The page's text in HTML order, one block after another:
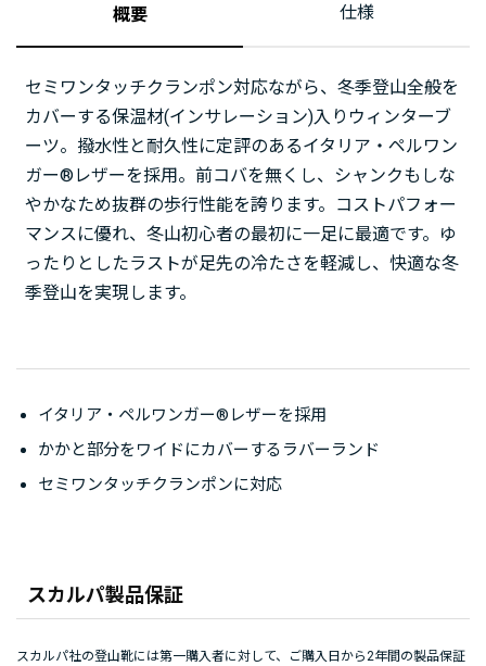
概要 仕様
セミワンタッチクランポン対応ながら、冬季登山全般を
カバーする保温材(インサレーション)入りウィンターブ
ーツ。撥水性と耐久性に定評のあるイタリア・ペルワン
ガー®レザーを採用。前コバを無くし、シャンクもしな
やかなため抜群の歩行性能を誇ります。コストパフォー
マンスに優れ、冬山初心者の最初に一足に最適です。ゆ
ったりとしたラストが足先の冷たさを軽減し、快適な冬
季登山を実現します。
スカルパ製品保証
スカルパ社の登山靴には第一購入者に対して、ご購入日から2年間の製品保証
イタリア・ペルワンガー®レザーを採用
かかと部分をワイドにカバーするラバーランド
セミワンタッチクランポンに対応